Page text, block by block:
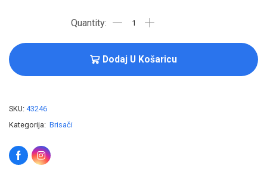
Dodaj U Košaricu
SKU: 43246
Kategorija: Brisači